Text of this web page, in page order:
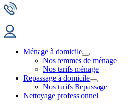
Ménage à domicile
Nos femmes de ménage
Nos tarifs ménage
Repassage à domicile
Nos tarifs Repassage
Nettoyage professionnel